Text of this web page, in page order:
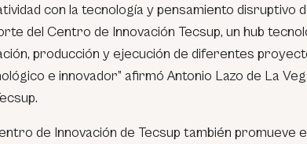
con la tecnología y pensamiento disruptivo
del Centro de Innovación Tecsup, un hub
producción y ejecución de diferentes
e innovador” afirmó Antonio Lazo de La
de Innovación de Tecsup también promueve